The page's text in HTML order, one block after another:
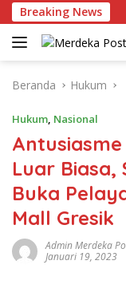
Langsung
ke
konten
Breaking News
Open 2026
Beranda Hukum
Hukum, Nasional
Luar Biasa,
Buka
Mall Gresik
Admin Merdeka
Januari 19, 2023